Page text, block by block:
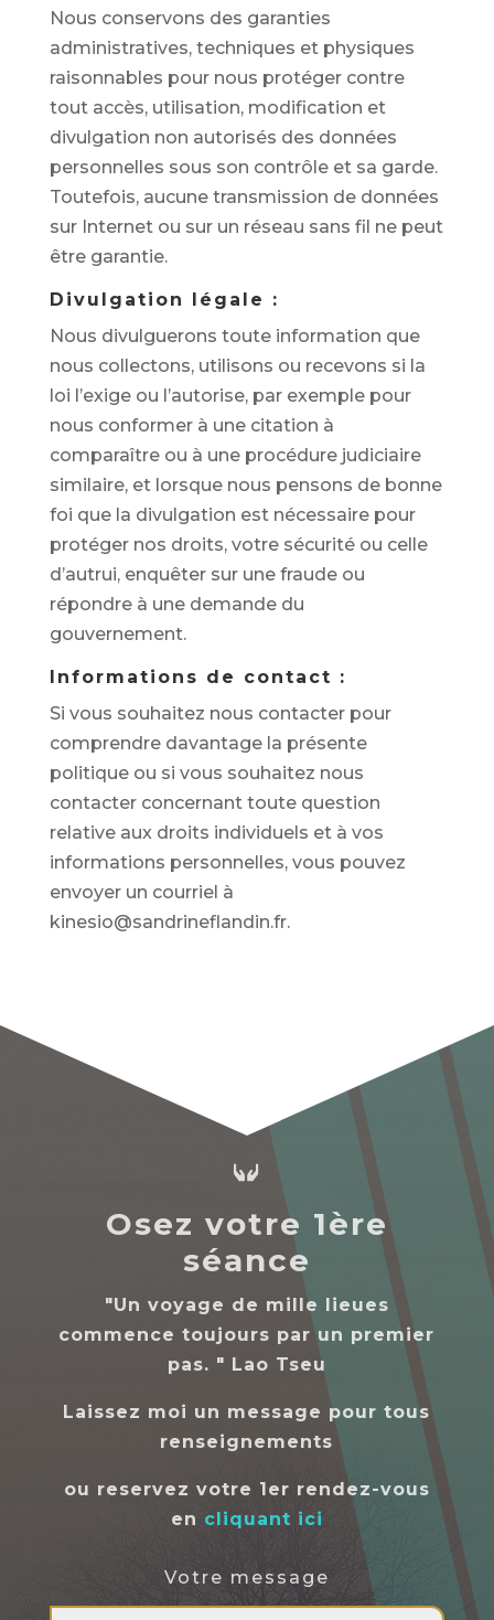
Nous conservons des garanties
administratives, techniques et physiques
raisonnables pour nous protéger contre
tout accès, utilisation, modification et
divulgation non autorisés des données
personnelles sous son contrôle et sa garde.
Toutefois, aucune transmission de données
sur Internet ou sur un réseau sans fil ne peut
être garantie.
Divulgation légale :
Nous divulguerons toute information que
nous collectons, utilisons ou recevons si la
loi l’exige ou l’autorise, par exemple pour
nous conformer à une citation à
comparaître ou à une procédure judiciaire
similaire, et lorsque nous pensons de bonne
foi que la divulgation est nécessaire pour
protéger nos droits, votre sécurité ou celle
d’autrui, enquêter sur une fraude ou
répondre à une demande du
gouvernement.
Informations de contact :
Si vous souhaitez nous contacter pour
comprendre davantage la présente
politique ou si vous souhaitez nous
contacter concernant toute question
relative aux droits individuels et à vos
informations personnelles, vous pouvez
envoyer un courriel à
kinesio@sandrineflandin.fr.

Osez votre 1ère
séance
"Un voyage de mille lieues
commence toujours par un premier
pas. " Lao Tseu
Laissez moi un message pour tous
renseignements
ou reservez votre 1er rendez-vous
en cliquant ici
Votre message